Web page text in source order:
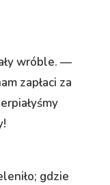
wróble. —
zapłaci za
gdzie